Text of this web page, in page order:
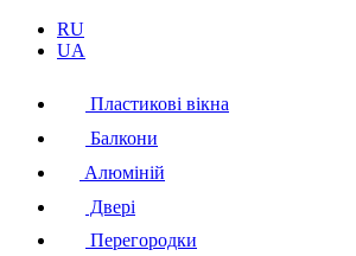
RU
UA
Пластикові вікна
Балкони
Алюміній
Двері
Перегородки